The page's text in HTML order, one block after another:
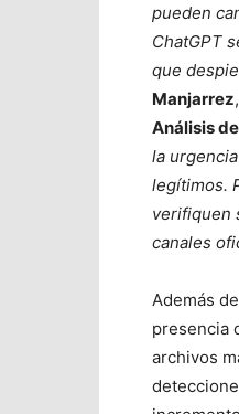
pueden
ChatGPT
que
Manjarrez,
Análisis
la
legítimos.
verifiquen
canales
Además
presencia
archivos